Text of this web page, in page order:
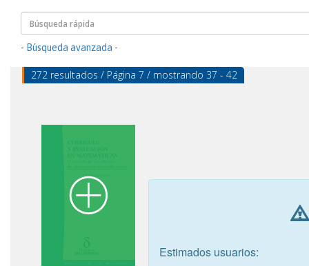
- Búsqueda avanzada -
272 resultados / Página 7 / mostrando 37 - 42
Estimados usuarios: